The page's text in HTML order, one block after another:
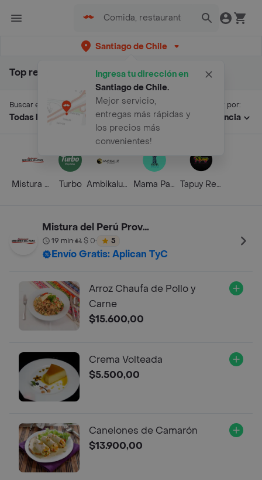
Santiago de Chile
Ingresa tu dirección en
Santiago de Chile.
Mejor servicio,
entregas más rápidas y
los precios más
convenientes!
Top resultados para "capicua"
Buscar en:
Todas las secciones
Ordenar por:
Relevancia
Mistura del Perú Providencia Turbo Ambikaluz Boutique Mama Pacha Tapuy Restaurante
Mistura del Perú Providencia
19 min• $ 0• 5
Envío Gratis: Aplican TyC
Arroz Chaufa de Pollo y
Carne
$15.600,00
Crema Volteada
$5.500,00
Canelones de Camarón
$13.900,00